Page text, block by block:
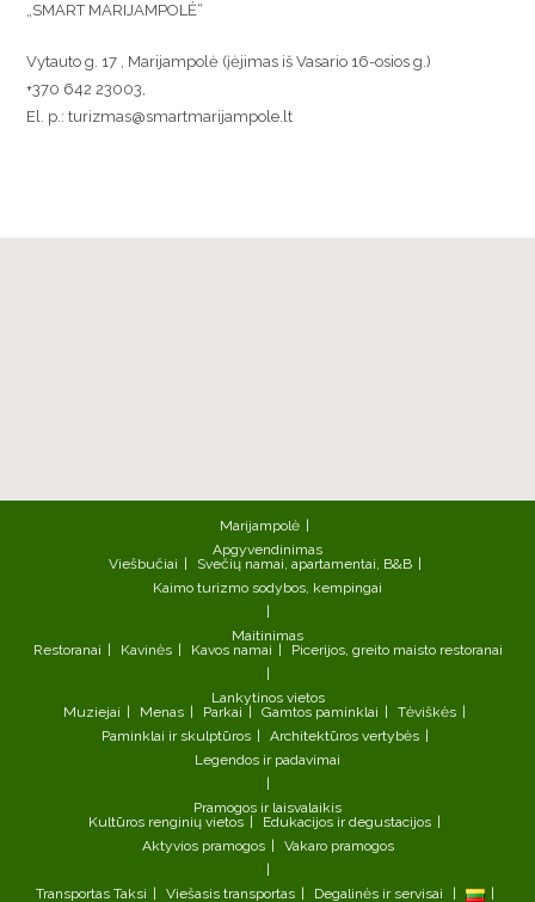
„SMART MARIJAMPOLĖ“
Vytauto g. 17 , Marijampolė (įėjimas iš Vasario 16-osios g.)
+370 642 23003,
El. p.: turizmas@smartmarijampole.lt
Marijampolė
Apgyvendinimas
Viešbučiai
Svečių namai, apartamentai, B&B
Kaimo turizmo sodybos, kempingai
Maitinimas
Restoranai
Kavinės Kavos namai Picerijos, greito maisto restoranai
Lankytinos vietos
Muziejai
Menas Parkai Gamtos paminklai
Tėviškės
Paminklai ir skulptūros
Architektūros vertybės
Legendos ir padavimai
Pramogos ir laisvalaikis
Kultūros renginių vietos
Edukacijos ir degustacijos
Aktyvios pramogos
Vakaro pramogos
Transportas Taksi Viešasis transportas Degalinės ir servisai